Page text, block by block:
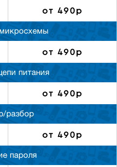
от 490р
от 490р
питания
от 490р
разбор
от 490р
пароля